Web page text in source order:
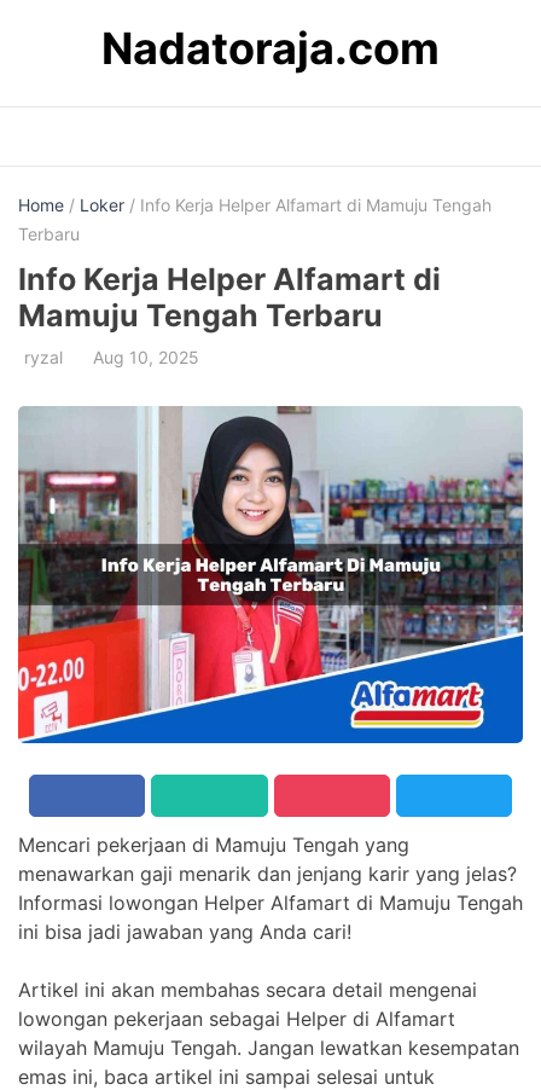
Nadatoraja.com
Home / Loker / Info Kerja Helper Alfamart di Mamuju Tengah
Terbaru
Info Kerja Helper Alfamart di
Mamuju Tengah Terbaru
ryzal Aug 10, 2025
Mencari pekerjaan di Mamuju Tengah yang
menawarkan gaji menarik dan jenjang karir yang jelas?
Informasi lowongan Helper Alfamart di Mamuju Tengah
ini bisa jadi jawaban yang Anda cari!
Artikel ini akan membahas secara detail mengenai
lowongan pekerjaan sebagai Helper di Alfamart
wilayah Mamuju Tengah. Jangan lewatkan kesempatan
emas ini, baca artikel ini sampai selesai untuk